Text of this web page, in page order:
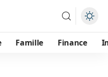
Famille Finance